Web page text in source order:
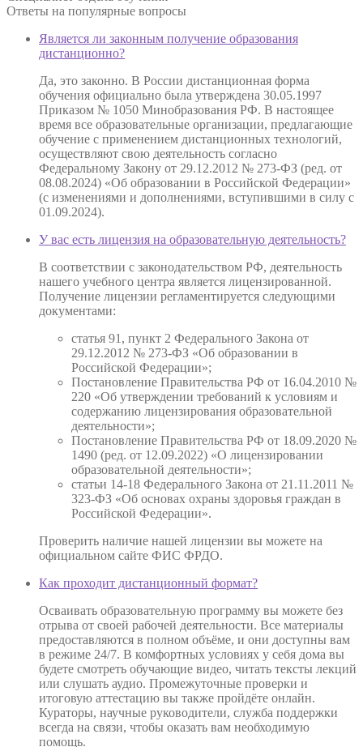
Ответы на популярные вопросы
Является ли законным получение образования
дистанционно?
Да, это законно. В России дистанционная форма
обучения официально была утверждена 30.05.1997
Приказом № 1050 Минобразования РФ. В настоящее
время все образовательные организации, предлагающие
обучение с применением дистанционных технологий,
осуществляют свою деятельность согласно
Федеральному Закону от 29.12.2012 № 273-ФЗ (ред. от
08.08.2024) «Об образовании в Российской Федерации»
(с изменениями и дополнениями, вступившими в силу с
01.09.2024).
У вас есть лицензия на образовательную деятельность?
В соответствии с законодательством РФ, деятельность
нашего учебного центра является лицензированной.
Получение лицензии регламентируется следующими
документами:
статья 91, пункт 2 Федерального Закона от
29.12.2012 № 273-ФЗ «Об образовании в
Российской Федерации»;
Постановление Правительства РФ от 16.04.2010 №
220 «Об утверждении требований к условиям и
содержанию лицензирования образовательной
деятельности»;
Постановление Правительства РФ от 18.09.2020 №
1490 (ред. от 12.09.2022) «О лицензировании
образовательной деятельности»;
статьи 14-18 Федерального Закона от 21.11.2011 №
323-ФЗ «Об основах охраны здоровья граждан в
Российской Федерации».
Проверить наличие нашей лицензии вы можете на
официальном сайте ФИС ФРДО.
Как проходит дистанционный формат?
Осваивать образовательную программу вы можете без
отрыва от своей рабочей деятельности. Все материалы
предоставляются в полном объёме, и они доступны вам
в режиме 24/7. В комфортных условиях у себя дома вы
будете смотреть обучающие видео, читать тексты лекций
или слушать аудио. Промежуточные проверки и
итоговую аттестацию вы также пройдёте онлайн.
Кураторы, научные руководители, служба поддержки
всегда на связи, чтобы оказать вам необходимую
помощь.